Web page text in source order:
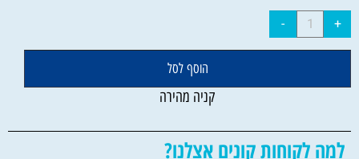
הוסף לסל
קניה מהירה
למה לקוחות קונים אצלנו?